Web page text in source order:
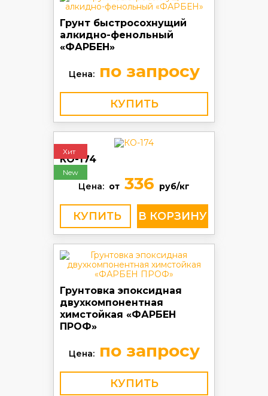
Грунт быстросохнущий
алкидно-фенольный
«ФАРБЕН»
Цена:по запросу
КУПИТЬ
Хит
New
КО-174
Цена: от 336 руб/кг
КУПИТЬ
Грунтовка эпоксидная
двухкомпонентная
химстойкая «ФАРБЕН
ПРОФ»
Цена:по запросу
КУПИТЬ